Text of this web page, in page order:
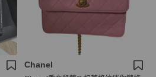
Chanel